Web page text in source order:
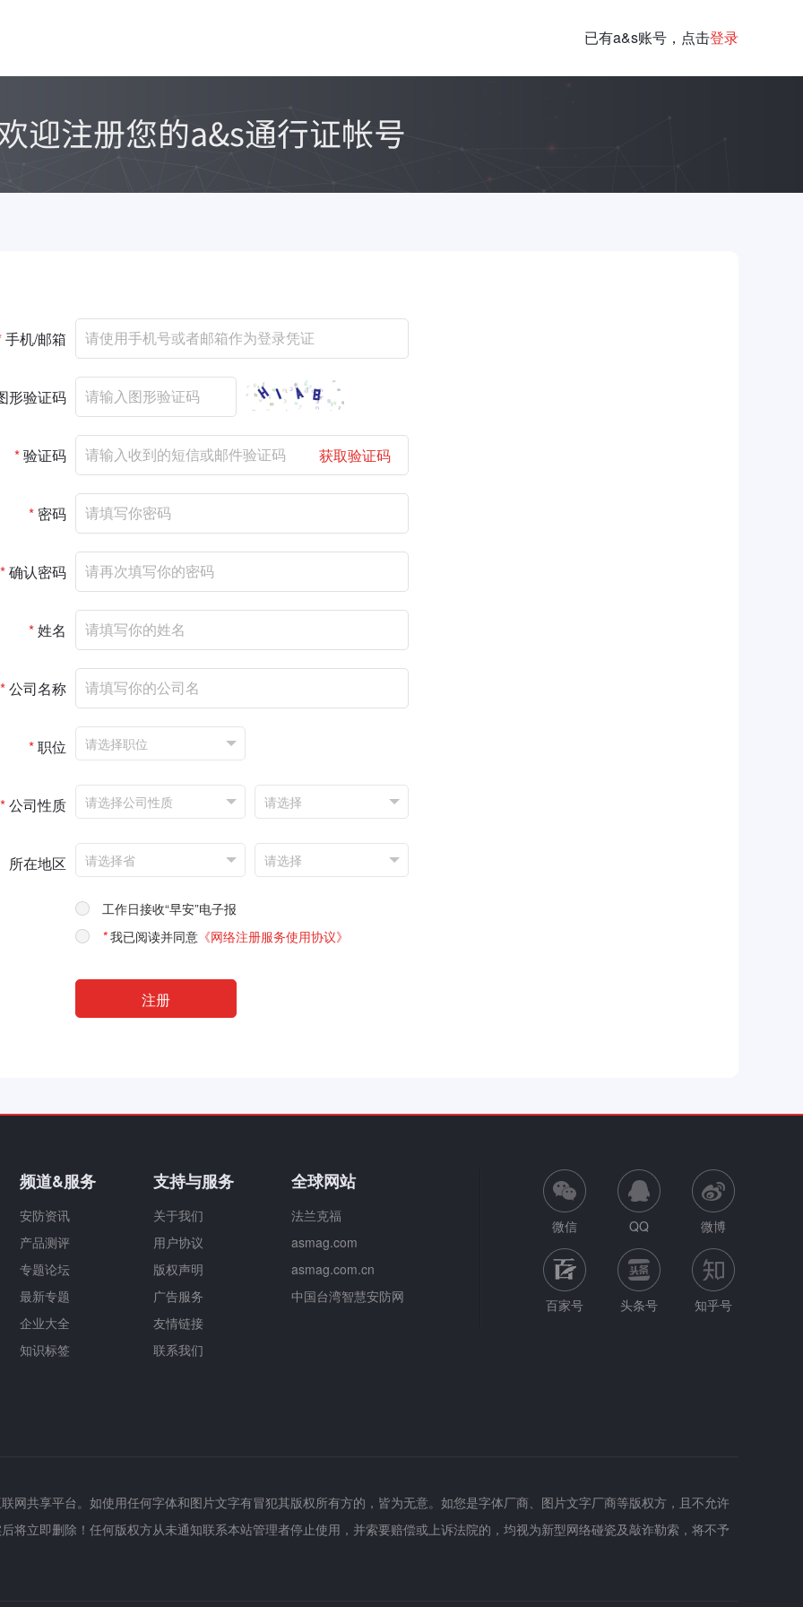
已有a&s账号，点击登录
手机/邮箱
形验证码
*验证码 获取验证码
* 密码
*确认密码
*姓名
*公司名称
*职位
*公司性质
所在地区
工作日接收“早安”电子报
*我已阅读并同意 《网络注册服务使用协议》
频道&服务
安防资讯
产品测评
专题论坛
最新专题
企业大全
知识标签
支持与服务
关于我们
用户协议
版权声明
广告服务
友情链接
联系我们
全球网站
法兰克福
asmag.com
asmag.com.cn
中国台湾智慧安防网
微信 QQ 微博
百家号 头条号 知乎号
网共享平台。如使用任何字体和图片文字有冒犯其版权所有方的，皆为无意。如您是字体厂商、图片文字厂商等版权方，且不允许
将立即删除！任何版权方从未通知联系本站管理者停止使用，并索要赔偿或上诉法院的，均视为新型网络碰瓷及敲诈勒索，将不予